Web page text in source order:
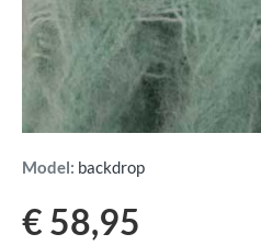
Model: backdrop
€ 58,95